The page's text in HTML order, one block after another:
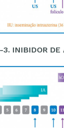
3. INIBIDOR DE